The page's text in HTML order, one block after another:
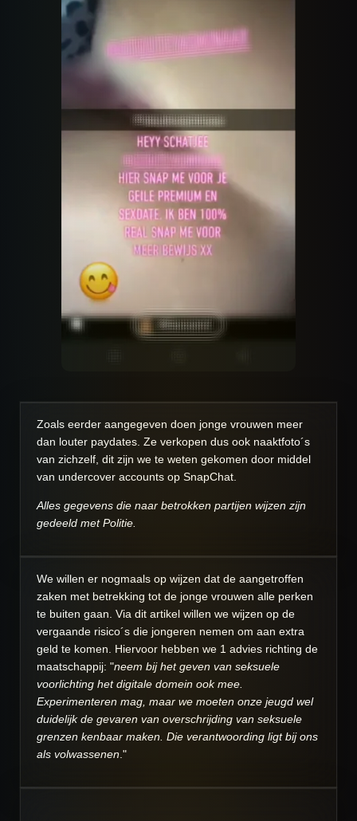
Zoals eerder aangegeven doen jonge vrouwen meer
dan louter paydates. Ze verkopen dus ook naaktfoto´s
van zichzelf, dit zijn we te weten gekomen door middel
van undercover accounts op SnapChat.
Alles gegevens die naar betrokken partijen wijzen zijn
gedeeld met Politie.
We willen er nogmaals op wijzen dat de aangetroffen
zaken met betrekking tot de jonge vrouwen alle perken
te buiten gaan. Via dit artikel willen we wijzen op de
vergaande risico´s die jongeren nemen om aan extra
geld te komen. Hiervoor hebben we 1 advies richting de
maatschappij: "neem bij het geven van seksuele
voorlichting het digitale domein ook mee.
Experimenteren mag, maar we moeten onze jeugd wel
duidelijk de gevaren van overschrijding van seksuele
grenzen kenbaar maken. Die verantwoording ligt bij ons
als volwassenen ."